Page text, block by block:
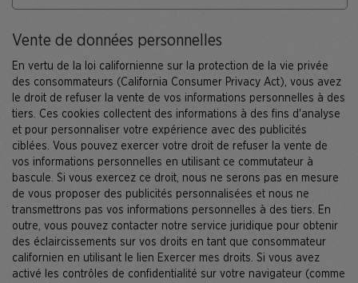
Vente de données personnelles
En vertu de la loi californienne sur la protection de la vie privée
des consommateurs (California Consumer Privacy Act), vous avez
le droit de refuser la vente de vos informations personnelles à des
tiers. Ces cookies collectent des informations à des fins d'analyse
et pour personnaliser votre expérience avec des publicités
ciblées. Vous pouvez exercer votre droit de refuser la vente de
vos informations personnelles en utilisant ce commutateur à
bascule. Si vous exercez ce droit, nous ne serons pas en mesure
de vous proposer des publicités personnalisées et nous ne
transmettrons pas vos informations personnelles à des tiers. En
outre, vous pouvez contacter notre service juridique pour obtenir
des éclaircissements sur vos droits en tant que consommateur
californien en utilisant le lien Exercer mes droits. Si vous avez
activé les contrôles de confidentialité sur votre navigateur (comme